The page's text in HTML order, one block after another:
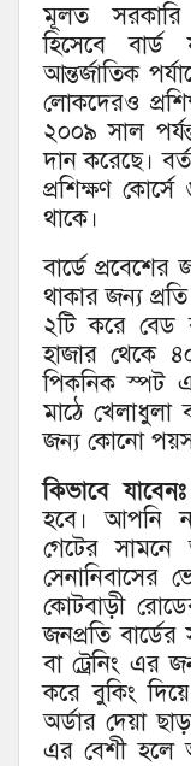
মূলত সরকারি
হিসেবে
আন্তর্জাতিক
লোকদেরও
২০০৯ সাল
দান করেছে।
প্রশিক্ষণ
থাকে।
বার্ডে
থাকার জন্য
২টি করে বেড
হাজার থেকে
পিকনিক স্পট
মাঠে
জন্য কোনো
কিভাবে যাবেনঃ
হবে। আপনি
গেটের সামনে
সেনানিবাসের
কোটবাড়ী
জনপ্রতি
বা ট্রেনিং
করে বুকিং
অর্ডার দেয়া
এর বেশী হলে